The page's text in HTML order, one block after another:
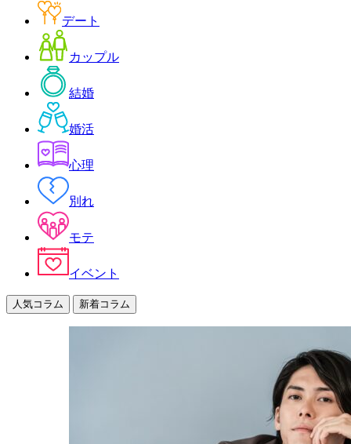
デート
カップル
結婚
婚活
心理
別れ
モテ
イベント
人気コラム 新着コラム